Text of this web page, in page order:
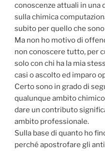
conoscenze attuali in una
sulla chimica
subito per quello che
Ma non ho motivo di
non conoscere tutto, per
solo con chi ha la mia
casi o ascolto ed imparo
Certo sono in grado di
qualunque ambito
dare un contributo
ambito professionale.
Sulla base di quanto ho
perché apostrofare gli